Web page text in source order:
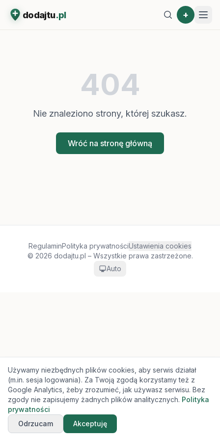
dodajtu.pl +
404
Nie znaleziono strony, której szukasz.
Wróć na stronę główną
RegulaminPolityka prywatnościUstawienia cookies
© 2026 dodajtu.pl – Wszystkie prawa zastrzeżone.
Auto
Używamy niezbędnych plików cookies, aby serwis działał
(m.in. sesja logowania). Za Twoją zgodą korzystamy też z
Google Analytics, żeby zrozumieć, jak używasz serwisu. Bez
zgody nie zapisujemy żadnych plików analitycznych. Polityka
prywatności
Odrzucam
Akceptuję